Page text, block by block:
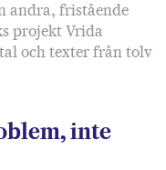
andra, fristående
projekt Vrida
och texter från tolv
inte